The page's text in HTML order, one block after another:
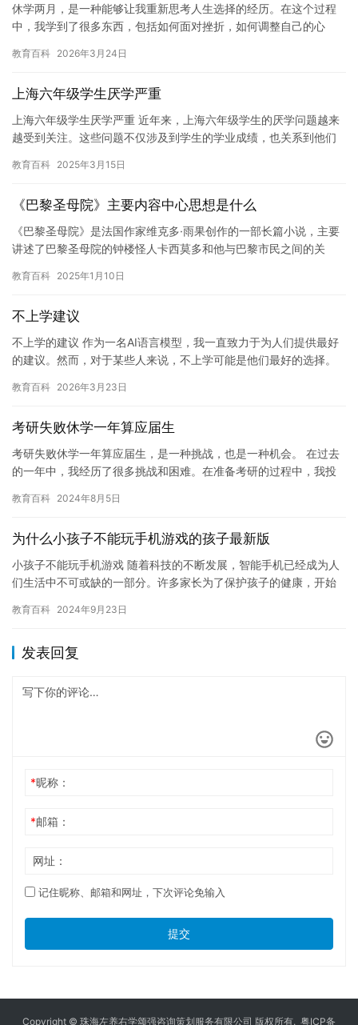
休学两月，是一种能够让我重新思考人生选择的经历。在这个过程
中，我学到了很多东西，包括如何面对挫折，如何调整自己的心
折。在学…
教育百科 2026年3月24日
上海六年级学生厌学严重
上海六年级学生厌学严重 近年来，上海六年级学生的厌学问题越来
越受到关注。这些问题不仅涉及到学生的学业成绩，也关系到他们
学问…
教育百科 2025年3月15日
《巴黎圣母院》主要内容中心思想是什么
《巴黎圣母院》是法国作家维克多·雨果创作的一部长篇小说，主要
讲述了巴黎圣母院的钟楼怪人卡西莫多和他与巴黎市民之间的关
钟楼…
教育百科 2025年1月10日
不上学建议
不上学的建议 作为一名AI语言模型，我一直致力于为人们提供最好
的建议。然而，对于某些人来说，不上学可能是他们最好的选择。
的…
教育百科 2026年3月23日
考研失败休学一年算应届生
考研失败休学一年算应届生，是一种挑战，也是一种机会。 在过去
的一年中，我经历了很多挑战和困难。在准备考研的过程中，我投
心，…
教育百科 2024年8月5日
为什么小孩子不能玩手机游戏的孩子最新版
小孩子不能玩手机游戏 随着科技的不断发展，智能手机已经成为人
们生活中不可或缺的一部分。许多家长为了保护孩子的健康，开始
为什…
教育百科 2024年9月23日
发表回复
*昵称：
*邮箱：
网址：
记住昵称、邮箱和网址，下次评论免输入
提交
Copyright © 珠海左养右学颂强咨询策划服务有限公司 版权所有. 粤ICP备